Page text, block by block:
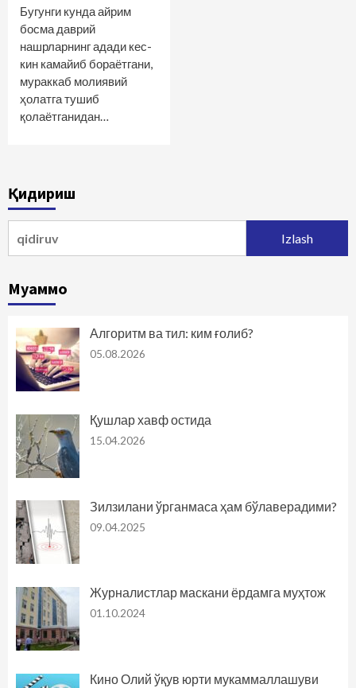
Бугунги кунда айрим
босма даврий
нашрларнинг адади кес­
кин камайиб бораётгани,
мураккаб молиявий
ҳолатга тушиб
қолаётганидан…
Қидириш
Муаммо
Алгоритм ва тил: ким ғолиб?
05.08.2026
Қушлар хавф остида
15.04.2026
Зилзилани ўрганмаса ҳам бўлаверадими?
09.04.2025
Журналистлар маскани ёрдамга муҳтож
01.10.2024
Кино Олий ўқув юрти мукаммаллашуви